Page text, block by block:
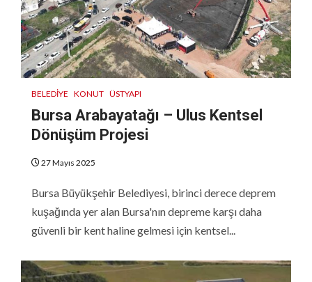
BELEDIYE KONUT ÜSTYAPI
Bursa Arabayatağı – Ulus Kentsel
Dönüşüm Projesi
27 Mayıs 2025
Bursa Büyükşehir Belediyesi, birinci derece deprem
kuşağında yer alan Bursa'nın depreme karşı daha
güvenli bir kent haline gelmesi için kentsel...